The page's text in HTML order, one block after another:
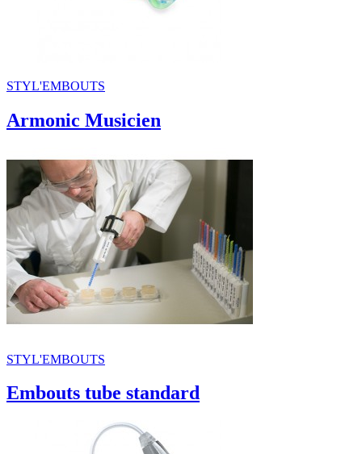
STYL'EMBOUTS
Armonic Musicien
STYL'EMBOUTS
Embouts tube standard